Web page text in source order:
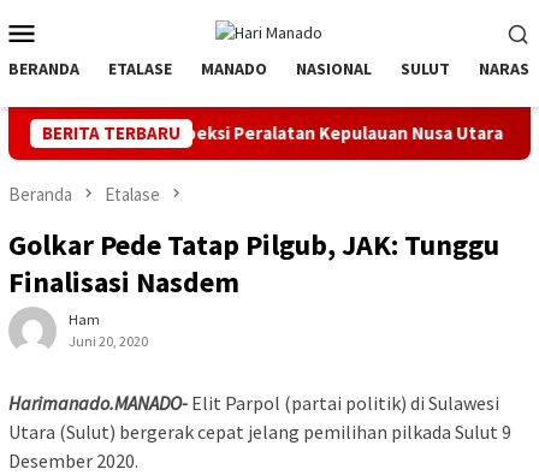
ke
kontenMobile
BERANDA ETALASE MANADO NASIONAL SULUT NARASI
BERITA TERBARU
dan Inspeksi Peralatan Kepulauan Nusa Utara PLN
Beranda Etalase
Golkar Pede Tatap Pilgub, JAK: Tunggu
Finalisasi Nasdem
Ham
Juni 20, 2020
Harimanado.MANADO- Elit Parpol (partai politik) di Sulawesi
Utara (Sulut) bergerak cepat jelang pemilihan pilkada Sulut 9
Desember 2020.